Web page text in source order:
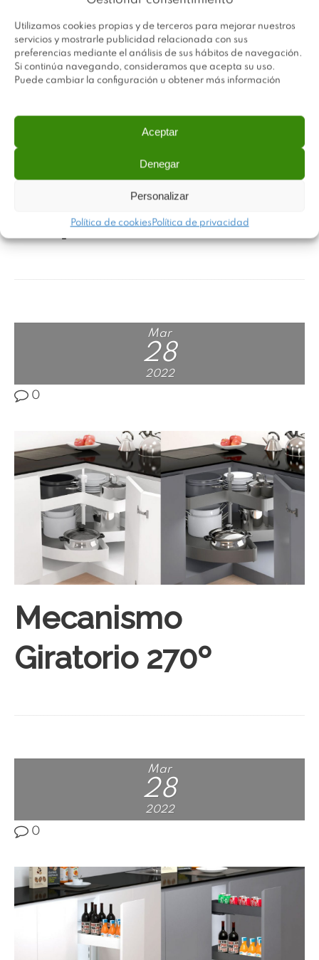
Utilizamos cookies propias y de terceros para mejorar nuestros
servicios y mostrarle publicidad relacionada con sus
preferencias mediante el análisis de sus hábitos de navegación.
Si continúa navegando, consideramos que acepta su uso.
Puede cambiar la configuración u obtener más información
Aceptar
Denegar
Personalizar
Política de cookiesPolítica de privacidad
Esquinera Gemela
Mar
28
2022
0
Mecanismo
Giratorio 270º
Mar
28
2022
0